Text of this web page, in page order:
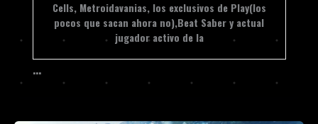
Cells, Metroidavanias, los exclusivos de Play(los
pocos que sacan ahora no),Beat Saber y actual
jugador activo de la
…